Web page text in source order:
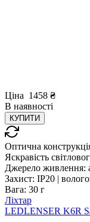
Ціна 1458 ₴
В наявності
КУПИТИ
Оптична
Яскравість
Джерело живлення:
Захист: IP20 |
Вага: 30 г
Ліхтар
LEDLENSER K6R